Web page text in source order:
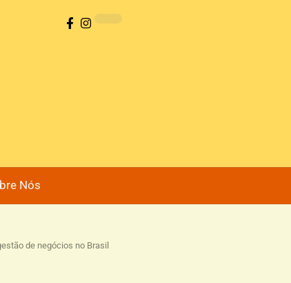
Nós
de negócios no Brasil